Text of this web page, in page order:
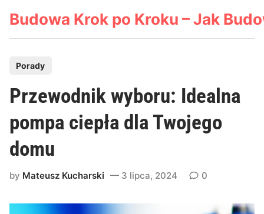
Budowa Krok po Kroku – Jak
s
e
d
n
Porady
Przewodnik wyboru: Idealna
pompa ciepła dla Twojego
domu
by Mateusz Kucharski 3 lipca, 2024 0